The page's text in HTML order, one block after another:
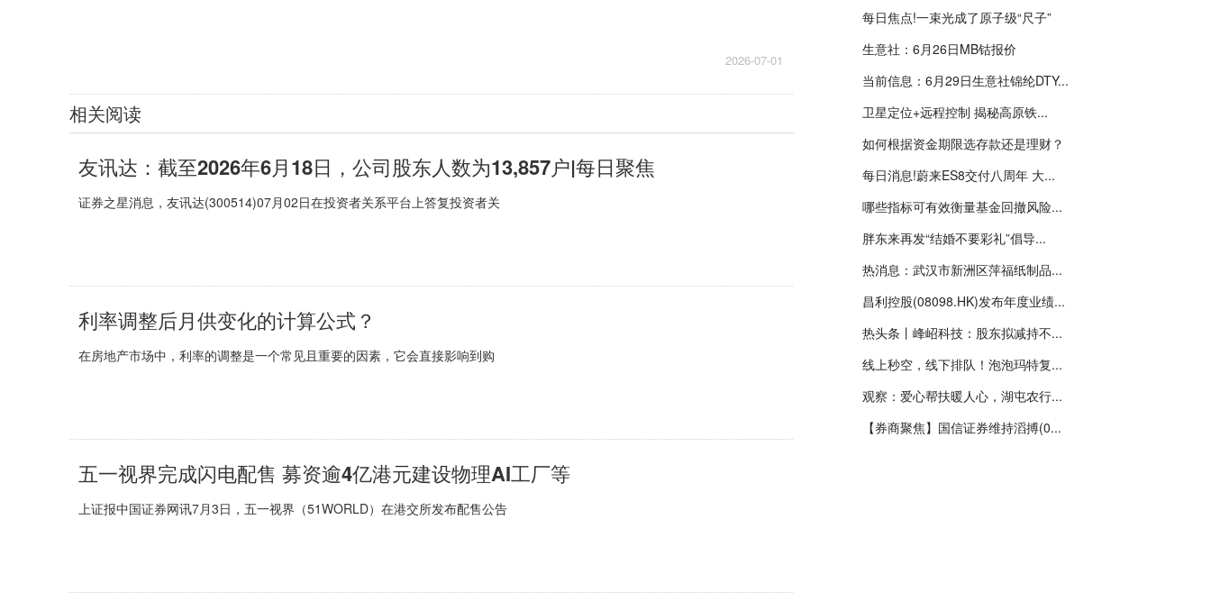
2026-07-01
相关阅读
友讯达：截至2026年6月18日，公司股东人数为13,857户|每日聚焦
证券之星消息，友讯达(300514)07月02日在投资者关系平台上答复投资者关
利率调整后月供变化的计算公式？
在房地产市场中，利率的调整是一个常见且重要的因素，它会直接影响到购
五一视界完成闪电配售 募资逾4亿港元建设物理AI工厂等
上证报中国证券网讯7月3日，五一视界（51WORLD）在港交所发布配售公告
每日焦点!一束光成了原子级“尺子”
生意社：6月26日MB钴报价
当前信息：6月29日生意社锦纶DTY...
卫星定位+远程控制 揭秘高原铁...
如何根据资金期限选存款还是理财？
每日消息!蔚来ES8交付八周年 大...
哪些指标可有效衡量基金回撤风险...
胖东来再发“结婚不要彩礼”倡导...
热消息：武汉市新洲区萍福纸制品...
昌利控股(08098.HK)发布年度业绩...
热头条丨峰岹科技：股东拟减持不...
线上秒空，线下排队！泡泡玛特复...
观察：爱心帮扶暖人心，湖屯农行...
【券商聚焦】国信证券维持滔搏(0...